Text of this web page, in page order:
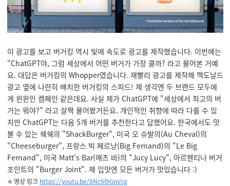
이 광고를 보고 버거킹 역시 빛에 속도로 광고를 제작했습니다. 이번에는
"ChatGPT야, 그럼 세상에서 어떤 버거가 가장 클까? 라고 물어본 거예
요. 대답은 버거킹의 Whopper였습니다. 재빨리 광고를 제작해 맥도날드
광고 옆에 나란히 배치한 버거킹의 스피드! 제 생각엔 두 브랜드 모두에
게 윈윈인 캠페인 같은데요. 사실 제가 ChatGPT에 "세상에서 최고의 버
거는 뭐야?" 라고 살짝 물어봤거든요. 개인적인 취향에 따라 다를 수 있
지만 ChatGPT는 다음 5개 버거를 추천한다고 답했어요. 한국에서도 맛
볼 수 있는 쉑쉑의 "ShackBurger", 미국 오 슈발의(Au Cheval)의
"Cheeseburger", 프랑스 빅 페르낭(Big Fernand)의 "Le Big
Fernand", 미국 Matt's Bar(매츠 바)의 "Jucy Lucy", 아르헨티나 버거
조인트의 "Burger Joint". 제 입맛엔 모든 버거가 맛있습니다 :)
✳️ 영상 링크 https://youtu.be/8Nc9l9GnVcg